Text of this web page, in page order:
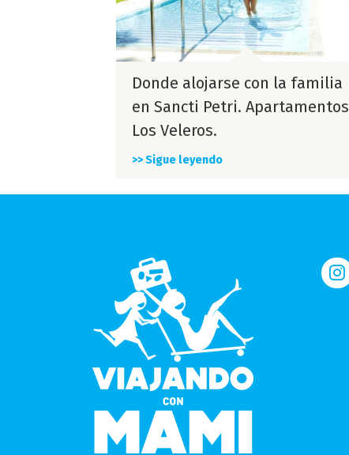
Donde alojarse con la familia
en Sancti Petri. Apartamentos
Los Veleros.
>> Sigue leyendo